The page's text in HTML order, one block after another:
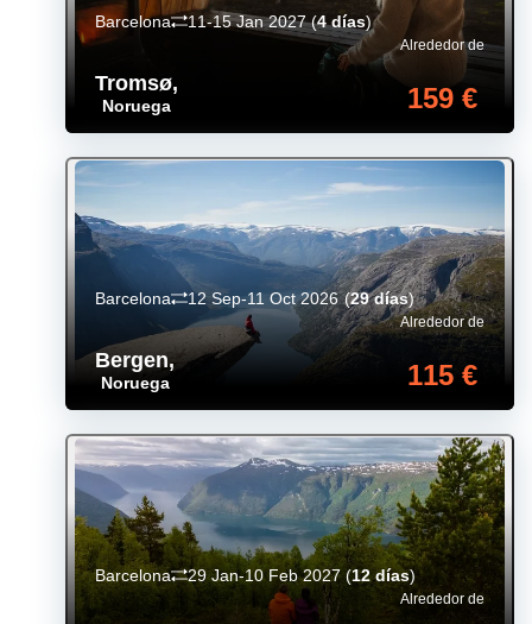
Tromsø,
Noruega
Alrededor de
159 €
Barcelona 11-15 Jan 2027(4 días)
Bergen,
Noruega
Alrededor de
115 €
Barcelona 12 Sep-11 Oct 2026(29 días)
Alrededor de
Barcelona 29 Jan-10 Feb 2027 (12 días)